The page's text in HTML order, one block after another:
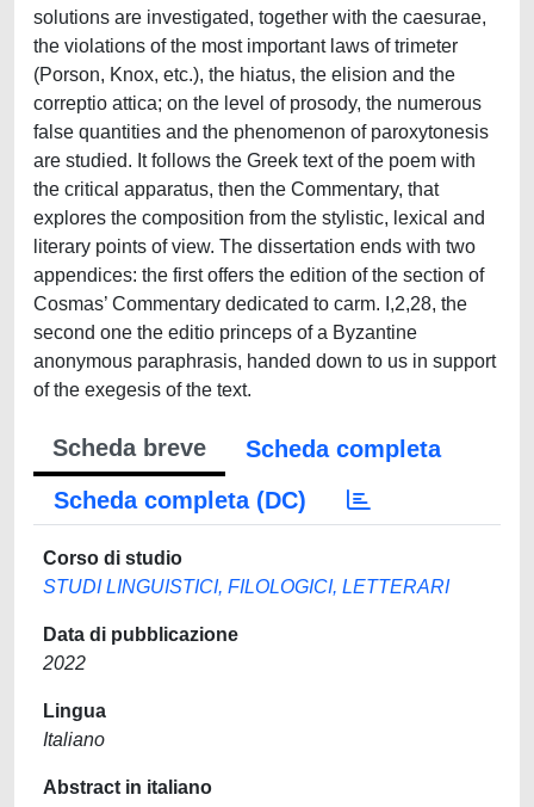
solutions are investigated, together with the caesurae,
the violations of the most important laws of trimeter
(Porson, Knox, etc.), the hiatus, the elision and the
correptio attica; on the level of prosody, the numerous
false quantities and the phenomenon of paroxytonesis
are studied. It follows the Greek text of the poem with
the critical apparatus, then the Commentary, that
explores the composition from the stylistic, lexical and
literary points of view. The dissertation ends with two
appendices: the first offers the edition of the section of
Cosmas’ Commentary dedicated to carm. I,2,28, the
second one the editio princeps of a Byzantine
anonymous paraphrasis, handed down to us in support
of the exegesis of the text.
Scheda breve
Scheda completa
Scheda completa (DC)
Corso di studio
STUDI LINGUISTICI, FILOLOGICI, LETTERARI
Data di pubblicazione
2022
Lingua
Italiano
Abstract in italiano